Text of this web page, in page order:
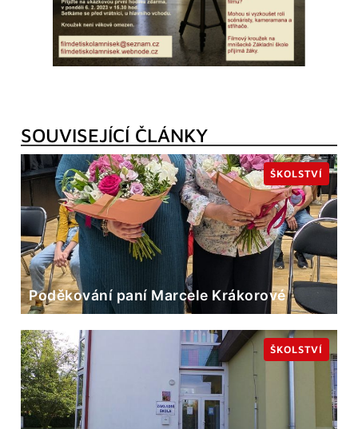
SOUVISEJÍCÍ ČLÁNKY
Poděkování paní Marcele Krákorové
ŠKOLSTVÍ
ŠKOLSTVÍ